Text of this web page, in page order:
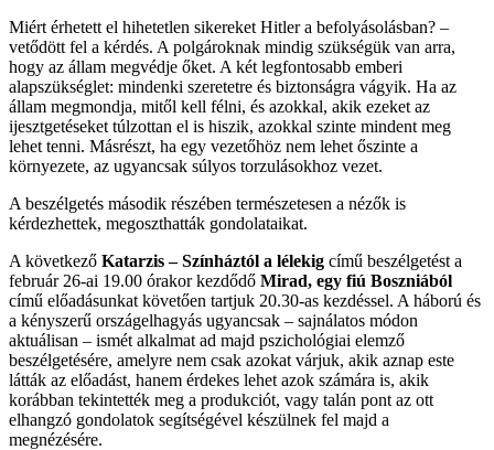
Miért érhetett el hihetetlen sikereket Hitler a befolyásolásban? –
vetődött fel a kérdés. A polgároknak mindig szükségük van arra,
hogy az állam megvédje őket. A két legfontosabb emberi
alapszükséglet: mindenki szeretetre és biztonságra vágyik. Ha az
állam megmondja, mitől kell félni, és azokkal, akik ezeket az
ijesztgetéseket túlzottan el is hiszik, azokkal szinte mindent meg
lehet tenni. Másrészt, ha egy vezetőhöz nem lehet őszinte a
környezete, az ugyancsak súlyos torzulásokhoz vezet.
A beszélgetés második részében természetesen a nézők is
kérdezhettek, megoszthatták gondolataikat.
A következő Katarzis – Színháztól a lélekig című beszélgetést a
február 26-ai 19.00 órakor kezdődő Mirad, egy fiú Boszniából
című előadásunkat követően tartjuk 20.30-as kezdéssel. A háború és
a kényszerű országelhagyás ugyancsak – sajnálatos módon
aktuálisan – ismét alkalmat ad majd pszichológiai elemző
beszélgetésére, amelyre nem csak azokat várjuk, akik aznap este
látták az előadást, hanem érdekes lehet azok számára is, akik
korábban tekintették meg a produkciót, vagy talán pont az ott
elhangzó gondolatok segítségével készülnek fel majd a
megnézésére.